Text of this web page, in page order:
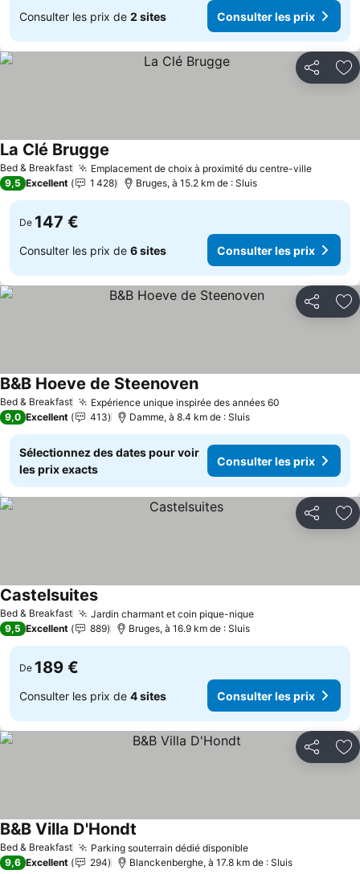
Consulter les prix de 2 sites Consulter les prix
Partager
Bed & Breakfast Emplacement de choix à proximité du centre-ville
La Clé Brugge
9,5 Excellent 1 428 Bruges, à 15.2 km de : Sluis
De 147 €
Consulter les prix de 6 sites Consulter les prix
Partager
Bed & Breakfast Expérience unique inspirée des années 60
B&B Hoeve de Steenoven
9,0 Excellent 413 Damme, à 8.4 km de : Sluis
Sélectionnez des dates pour voir
les prix exacts
Consulter les prix
Partager
Bed & Breakfast Jardin charmant et coin pique-nique
Castelsuites
9,5 Excellent 889 Bruges, à 16.9 km de : Sluis
De 189 €
Consulter les prix de 4 sites Consulter les prix
Partager
Bed & Breakfast Parking souterrain dédié disponible
B&B Villa D'Hondt
9,6 Excellent 294 Blanckenberghe, à 17.8 km de : Sluis